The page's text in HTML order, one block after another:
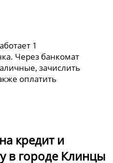
1
Через банкомат
зачислить
оплатить
кредит и
в городе Клинцы